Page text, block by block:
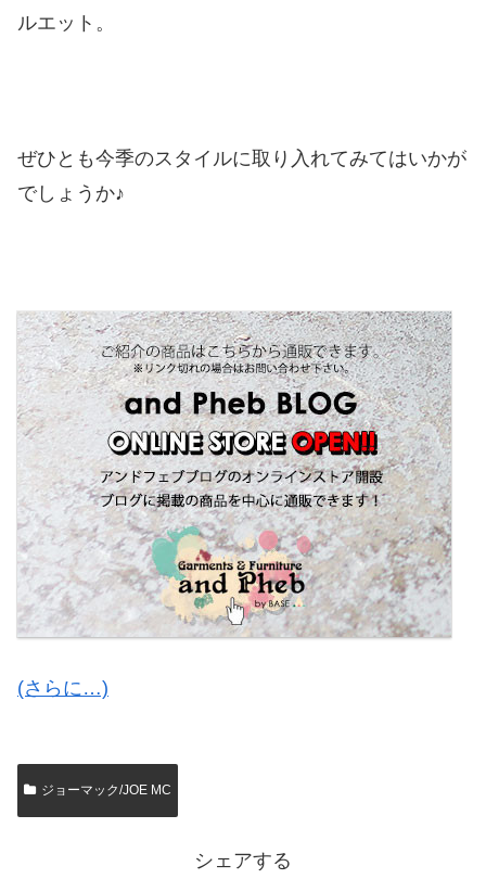
ルエット。
ぜひとも今季のスタイルに取り入れてみてはいかが
でしょうか♪
(さらに…)
ジョーマック/JOE MC
シェアする